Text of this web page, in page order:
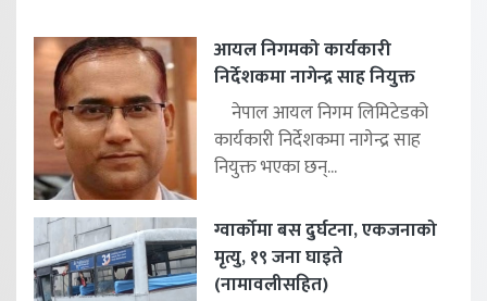
आयल निगमको कार्यकारी
निर्देशकमा नागेन्द्र साह नियुक्त
नेपाल आयल निगम लिमिटेडको
कार्यकारी निर्देशकमा नागेन्द्र साह
नियुक्त भएका छन्...
ग्वार्कोमा बस दुर्घटना, एकजनाको
मृत्यु, १९ जना घाइते
(नामावलीसहित)